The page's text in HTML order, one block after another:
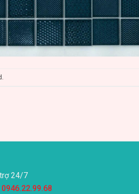
24/7
0946.22.99.68